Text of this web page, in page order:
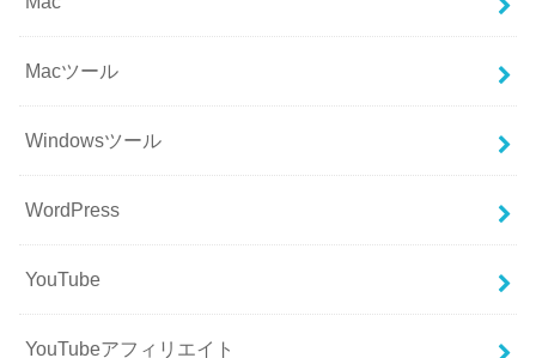
Macツール
Windowsツール
WordPress
YouTube
YouTubeアフィリエイト